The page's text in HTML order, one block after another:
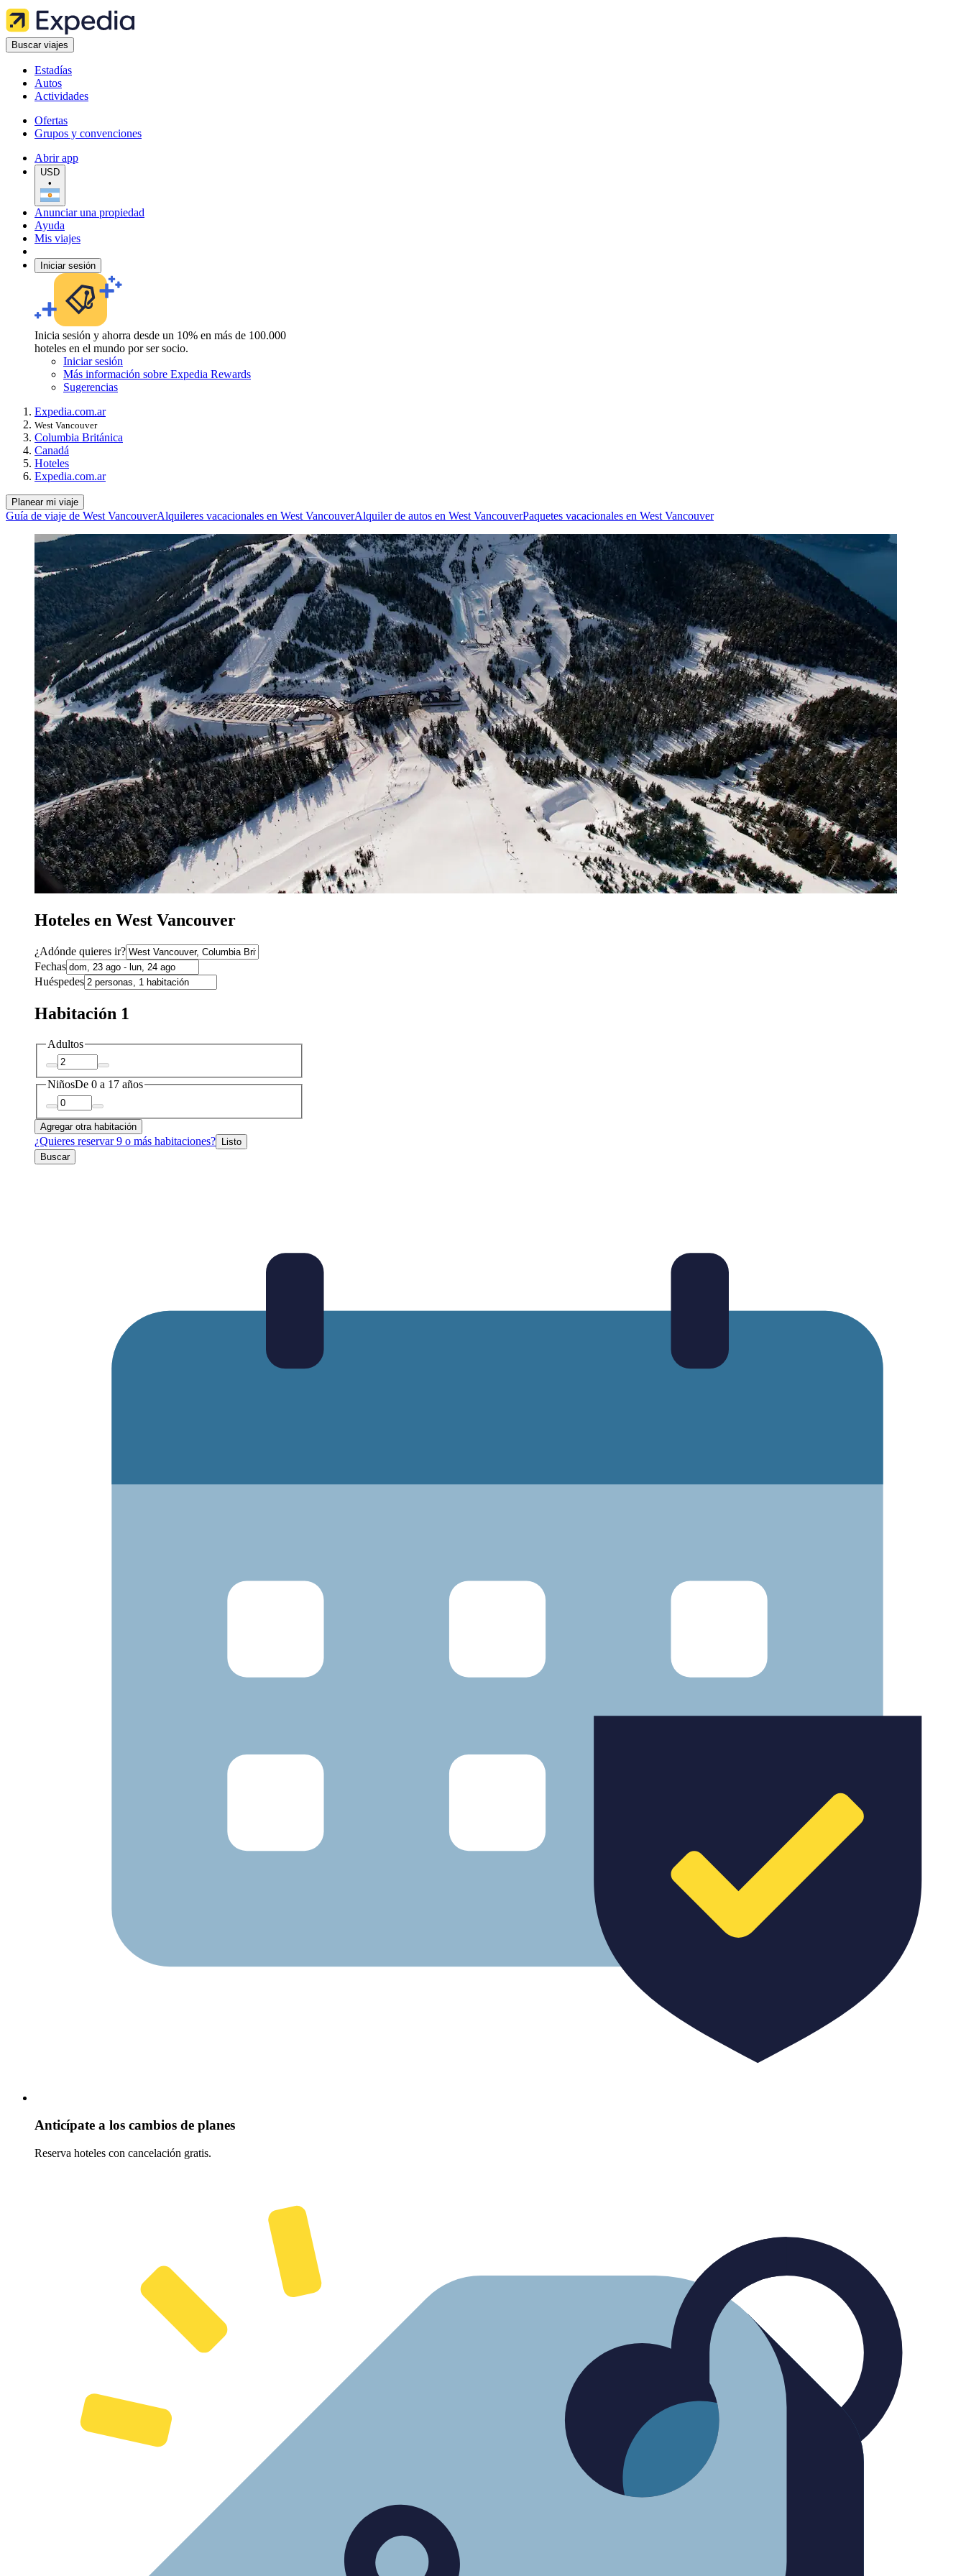
Buscar viajes
Estadías
Autos
Actividades
Ofertas
Grupos y convenciones
Abrir app
USD
•
Anunciar una propiedad
Ayuda
Mis viajes
Iniciar sesión
Inicia sesión y ahorra desde un 10% en más de 100.000
hoteles en el mundo por ser socio.
Iniciar sesión
Más información sobre Expedia Rewards
Sugerencias
Expedia.com.ar
West Vancouver
Columbia Británica
Canadá
Hoteles
Expedia.com.ar
Planear mi viaje
Guía de viaje de West VancouverAlquileres vacacionales en West VancouverAlquiler de autos en West VancouverPaquetes vacacionales en West Vancouver
Hoteles en West Vancouver
¿Adónde quieres ir?
Fechas
Huéspedes
Habitación 1
Adultos
NiñosDe 0 a 17 años
Agregar otra habitación
¿Quieres reservar 9 o más habitaciones? Listo
Buscar
Anticípate a los cambios de planes
Reserva hoteles con cancelación gratis.